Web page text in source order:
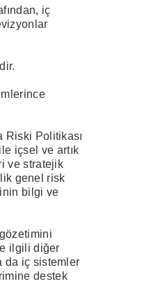
iç
Riski Politikası
içsel ve artık
ve stratejik
genel risk
bilgi ve
ilgili diğer
da iç sistemler
destek